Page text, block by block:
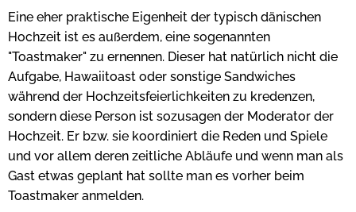
Eine eher praktische Eigenheit der typisch dänischen
Hochzeit ist es außerdem, eine sogenannten
"Toastmaker" zu ernennen. Dieser hat natürlich nicht die
Aufgabe, Hawaiitoast oder sonstige Sandwiches
während der Hochzeitsfeierlichkeiten zu kredenzen,
sondern diese Person ist sozusagen der Moderator der
Hochzeit. Er bzw. sie koordiniert die Reden und Spiele
und vor allem deren zeitliche Abläufe und wenn man als
Gast etwas geplant hat sollte man es vorher beim
Toastmaker anmelden.